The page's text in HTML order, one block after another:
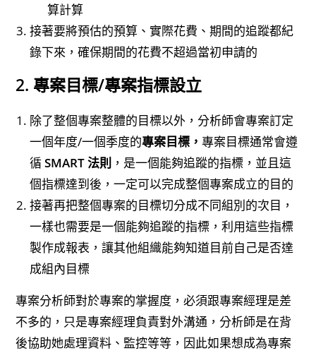
算計算
接著要將預估的預算、實際花費、期間的追蹤都紀
錄下來，確保期間的花費不超過當初申請的
2. 專案目標/專案指標設立
除了整個專案整體的目標以外，分析師會專案訂定
一個年度/一個季度的專案目標，專案目標通常會遵
循SMART 法則 ，是一個能夠追蹤的指標，並且這
個指標達到後，一定可以完成整個專案成立的目的
接著再把整個專案的目標切分成不同組別的次目，
一樣也需要是一個能夠追蹤的指標，利用這些指標
製作成報表，讓其他組織能夠知道目前自己是否達
成組內目標
專案分析師對於專案的掌握度，必須跟專案經理是差
不多的，只是專案經理負責對外溝通，分析師是在背
後協助她處理資料、監控等等，因此如果想成為專案